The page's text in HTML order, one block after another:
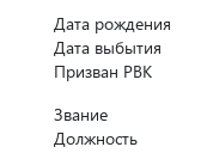
Дата рождения
Дата выбытия
Призван РВК
Звание
Должность